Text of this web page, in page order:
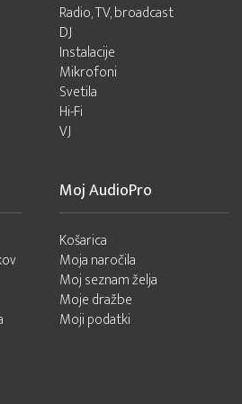
Radio, TV, broadcast
DJ
Instalacije
Mikrofoni
Svetila
Hi-Fi
VJ
Moj AudioPro
Košarica
Moja naročila
Moj seznam želja
Moje dražbe
Moji podatki